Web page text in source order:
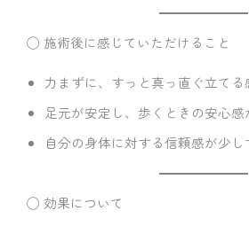
◯ 施術後に感じていただけること
力まずに、すっと真っ直ぐ立て
足元が安定し、歩くときの安心感
自分の身体に対する信頼感が少
◯ 効果について